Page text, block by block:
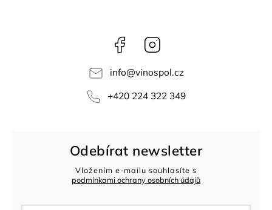
Facebook
info@vinospol.cz
+420 224 322 349
Odebírat newsletter
Vložením e-mailu souhlasíte s
podmínkami ochrany osobních údajů